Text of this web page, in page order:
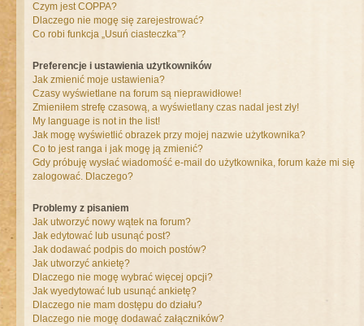
Czym jest COPPA?
Dlaczego nie mogę się zarejestrować?
Co robi funkcja „Usuń ciasteczka”?
Preferencje i ustawienia użytkowników
Jak zmienić moje ustawienia?
Czasy wyświetlane na forum są nieprawidłowe!
Zmieniłem strefę czasową, a wyświetlany czas nadal jest zły!
My language is not in the list!
Jak mogę wyświetlić obrazek przy mojej nazwie użytkownika?
Co to jest ranga i jak mogę ją zmienić?
Gdy próbuję wysłać wiadomość e-mail do użytkownika, forum każe mi się
zalogować. Dlaczego?
Problemy z pisaniem
Jak utworzyć nowy wątek na forum?
Jak edytować lub usunąć post?
Jak dodawać podpis do moich postów?
Jak utworzyć ankietę?
Dlaczego nie mogę wybrać więcej opcji?
Jak wyedytować lub usunąć ankietę?
Dlaczego nie mam dostępu do działu?
Dlaczego nie mogę dodawać załączników?